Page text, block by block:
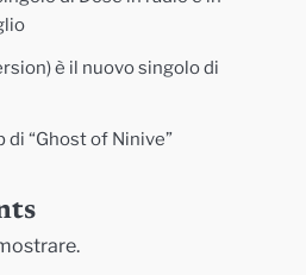
è il nuovo singolo di
di “Ghost of Ninive”